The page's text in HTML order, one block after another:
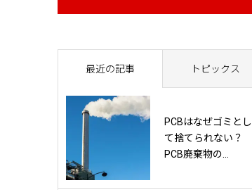
最近の記事 トピックス
PCBはなぜゴミとし
て捨てられない？
PCB廃棄物の...